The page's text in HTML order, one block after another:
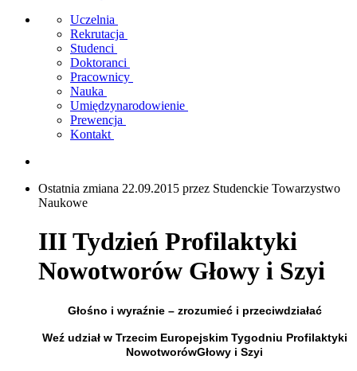
Uczelnia
Rekrutacja
Studenci
Doktoranci
Pracownicy
Nauka
Umiędzynarodowienie
Prewencja
Kontakt
Ostatnia zmiana 22.09.2015 przez Studenckie Towarzystwo
Naukowe
III Tydzień Profilaktyki
Nowotworów Głowy i Szyi
Głośno i wyraźnie – zrozumieć i przeciwdziałać
Weź udział w Trzecim Europejskim Tygodniu Profilaktyki
NowotworówGłowy i Szyi